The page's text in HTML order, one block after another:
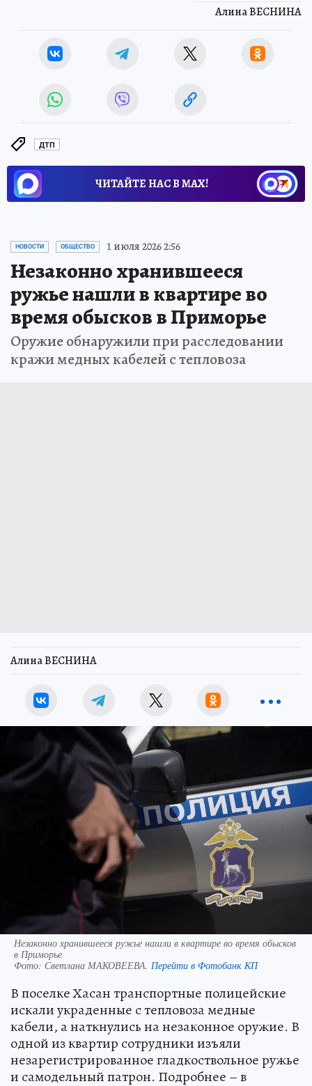
Алина ВЕСНИНА
ДТП
ЧИТАЙТЕ НАС В МАХ!
НОВОСТИ ОБЩЕСТВО 1 июля 2026 2:56
Незаконно хранившееся
ружье нашли в квартире во
время обысков в Приморье
Оружие обнаружили при расследовании
кражи медных кабелей с тепловоза
Алина ВЕСНИНА
Незаконно хранившееся ружье нашли в квартире во время обысков
в Приморье
Фото: Светлана МАКОВЕЕВА. Перейти в Фотобанк КП
В поселке Хасан транспортные полицейские
искали украденные с тепловоза медные
кабели, а наткнулись на незаконное оружие. В
одной из квартир сотрудники изъяли
незарегистрированное гладкоствольное ружье
и самодельный патрон. Подробнее – в